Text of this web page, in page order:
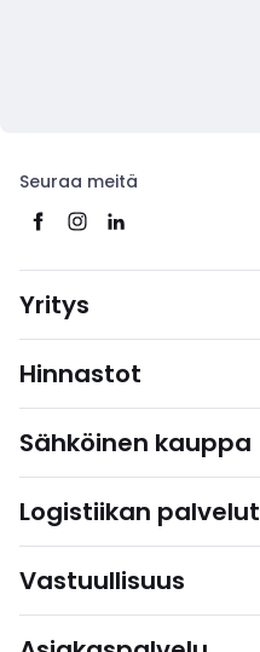
Seuraa meitä
Yritys
Hinnastot
Sähköinen kauppa
Logistiikan palvelut
Vastuullisuus